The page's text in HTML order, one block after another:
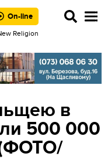
On-line
Religion
в
500 000
(ФОТО/